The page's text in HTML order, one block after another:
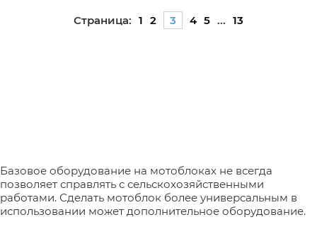
Страница: 1 2 3 4 5 ... 13
Базовое оборудование на мотоблоках не всегда
позволяет справлять с сельскохозяйственными
работами. Сделать мотоблок более универсальным в
использовании может дополнительное оборудование.